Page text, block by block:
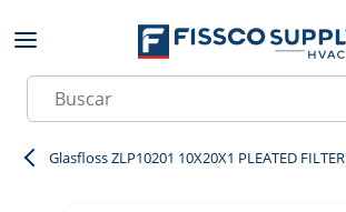
Skip to main content
Site Search
Glasfloss ZLP10201 10X20X1 PLEATED FILTER